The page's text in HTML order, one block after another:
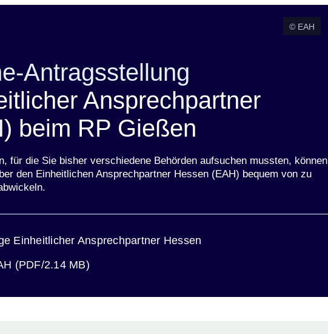
© EAH
Antragsstellung
Ansprechpartner
beim RP Gießen
für die Sie bisher verschiedene Behörden aufsuchen mussten, können
den Einheitlichen Ansprechpartner Hessen (EAH) bequem von zu
Einheitlicher Ansprechpartner Hessen
in einem neuen Fenster
(PDF/2.14 MB)
einem neuen Fenster